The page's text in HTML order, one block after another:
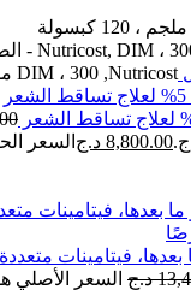
Nutricost‏, DIM ، 300 ملجم ، 120 كبسولة
8,800.00 د.ج السعر
بعدها، فيتامينات
د.ج السعر الأصلي